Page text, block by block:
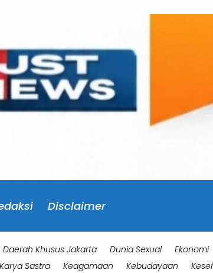
Disclaimer
Daerah Khusus Jakarta Dunia Sexual Ekonomi
Karya Sastra Keagamaan Kebudayaan